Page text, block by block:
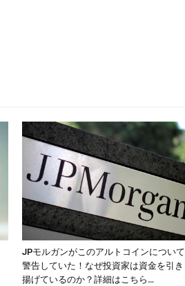
JPモルガンがこのアルトコインについて
警告していた！なぜ投資家は資金を引き
揚げているのか？詳細はこちら…